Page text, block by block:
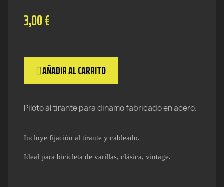
3,00 €
AÑADIR AL CARRITO
Piloto al tirante para dinamo fabricado en acero.
Incluye fijación al tirante y cableado.
Ideal para bicicleta de varillas, clásica, vintage.